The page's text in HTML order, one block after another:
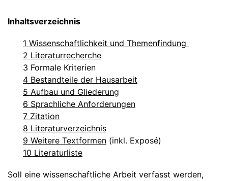
Inhaltsverzeichnis
1 Wissenschaftlichkeit und Themenfindung
2 Literaturrecherche
3 Formale Kriterien
4 Bestandteile der Hausarbeit
5 Aufbau und Gliederung
6 Sprachliche Anforderungen
7 Zitation
8 Literaturverzeichnis
9 Weitere Textformen (inkl. Exposé)
10 Literaturliste
Soll eine wissenschaftliche Arbeit verfasst werden,